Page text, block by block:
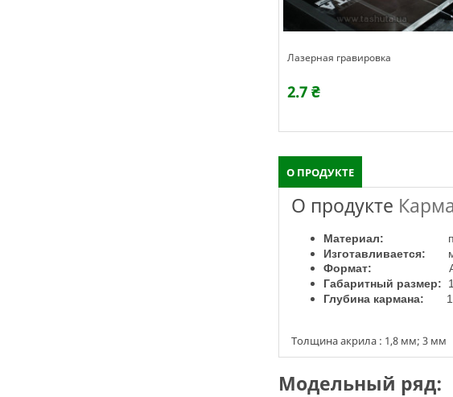
Лазерная гравировка
2.7 ₴
О ПРОДУКТЕ
О продукте
Материал:
Изготавливается:
Формат: А6
Габаритный размер:
Глубина кармана:
Толщина акрила : 1,8 мм; 3 мм
Модельный ряд: